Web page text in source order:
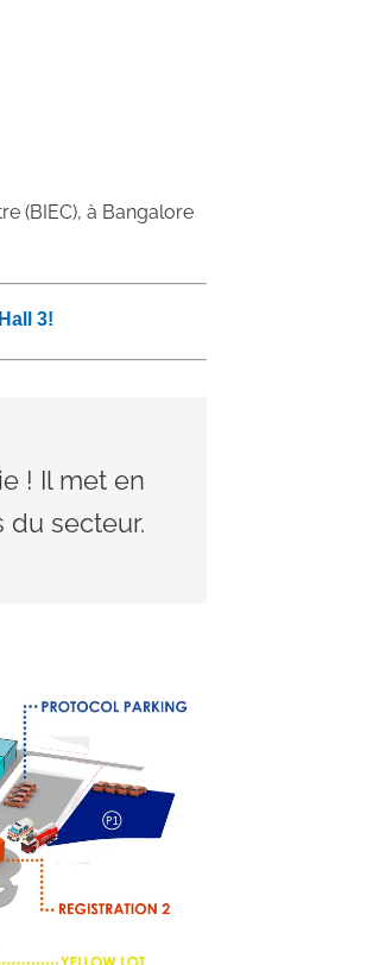
(BIEC), à Bangalore
3!
! Il met en
secteur.